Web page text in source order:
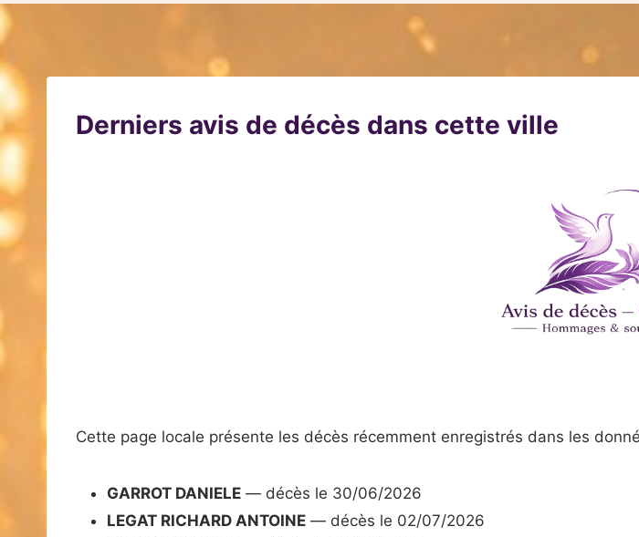
Derniers avis de décès dans cette ville
Cette page locale présente les décès récemment enregistrés dans les
GARROT DANIELE — décès le 30/06/2026
LEGAT RICHARD ANTOINE — décès le 02/07/2026